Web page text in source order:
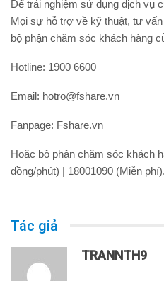
Để trải nghiệm sử dụng dịch vụ
Mọi sự hỗ trợ về kỹ thuật, tư
bộ phận chăm sóc khách hàng
Hotline: 1900 6600
Email: hotro@fshare.vn
Fanpage: Fshare.vn
Hoặc bộ phận chăm sóc khách
đồng/phút) | 18001090 (Miễn phí).
Tác giả
TRANNTH9